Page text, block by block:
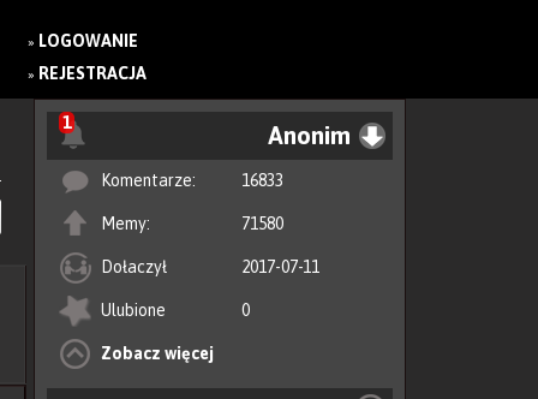
» LOGOWANIE
» REJESTRACJA
1 Anonim
Komentarze: 16833
Memy: 71580
Dołaczył 2017-07-11
Ulubione 0
Zobacz więcej